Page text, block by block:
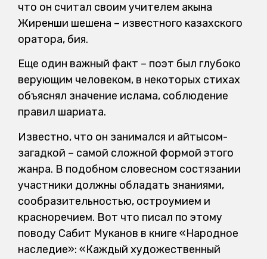
что он считал своим учителем акына
Жиренши шешена – известного казахского
оратора, бия.
Еще один важный факт – поэт был глубоко
верующим человеком, в некоторых стихах
объяснял значение ислама, соблюдение
правил шариата.
Известно, что он занимался и айтысом-
загадкой – самой сложной формой этого
жанра. В подобном словесном состязании
участники должны обладать знаниями,
сообразительностью, остроумием и
красноречием. Вот что писал по этому
поводу Сабит Муканов в книге «Народное
наследие»: «Каждый художественный